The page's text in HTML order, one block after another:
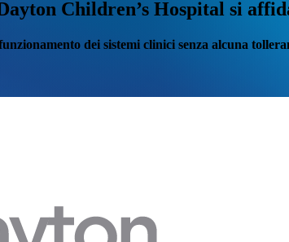
Children’s Hospital si
dei sistemi clinici senza alcuna